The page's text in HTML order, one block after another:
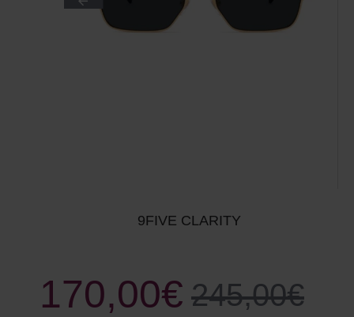
9FIVE CLARITY
170,00€ 245,00€